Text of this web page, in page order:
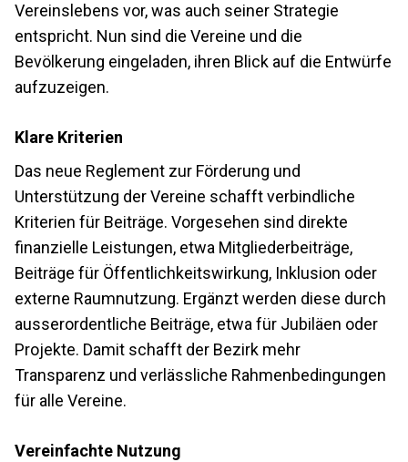
Vereinslebens vor, was auch seiner Strategie
entspricht. Nun sind die Vereine und die
Bevölkerung eingeladen, ihren Blick auf die Entwürfe
aufzuzeigen.
Klare Kriterien
Das neue Reglement zur Förderung und
Unterstützung der Vereine schafft verbindliche
Kriterien für Beiträge. Vorgesehen sind direkte
finanzielle Leistungen, etwa Mitgliederbeiträge,
Beiträge für Öffentlichkeitswirkung, Inklusion oder
externe Raumnutzung. Ergänzt werden diese durch
ausserordentliche Beiträge, etwa für Jubiläen oder
Projekte. Damit schafft der Bezirk mehr
Transparenz und verlässliche Rahmenbedingungen
für alle Vereine.
Vereinfachte Nutzung